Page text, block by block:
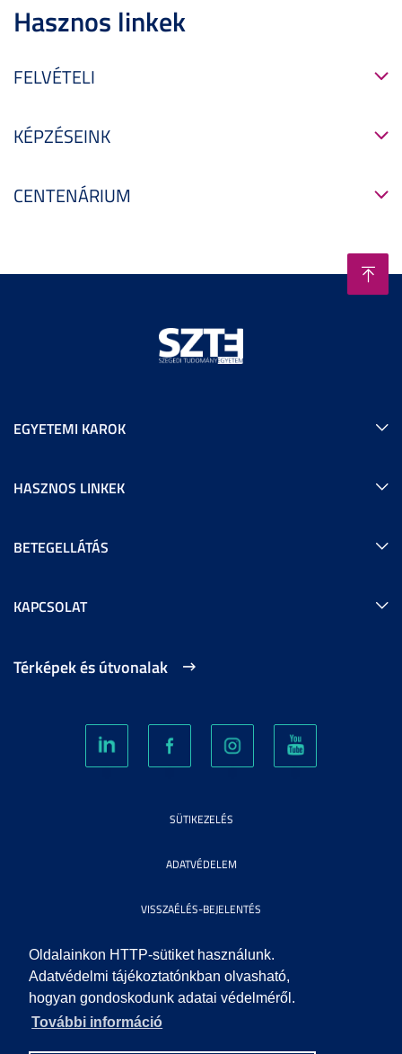
Oldalainkon HTTP-sütiket használunk.
Adatvédelmi tájékoztatónkban olvasható,
hogyan gondoskodunk adatai védelméről.
További információ
Hasznos linkek
FELVÉTELI
KÉPZÉSEINK
CENTENÁRIUM
EGYETEMI KAROK
HASZNOS LINKEK
BETEGELLÁTÁS
KAPCSOLAT
Térképek és útvonalak
SÜTIKEZELÉS
ADATVÉDELEM
VISSZAÉLÉS-BEJELENTÉS
KÖZÉRDEKŰ ADATOK
IMPRESSZUM